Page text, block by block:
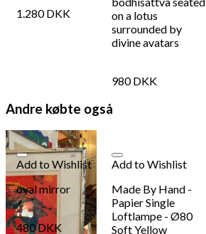
Add to Wishlist
Plakat - Les Bicyclettes
Tilføj til kurv
1.280DKK
on a lotus
surrounded by
divine avatars
980DKK
Andre købte også
Add to Wishlist
oval mirror
480DKK
Add to Wishlist
Made By Hand -
Papier Single
Loftlampe - Ø80
Soft Yellow